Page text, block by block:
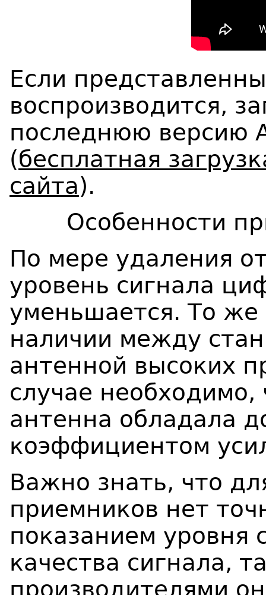
Если
воспроизводится,
последнюю версию
(бесплатная
сайта).
Особенности
По мере удаления
уровень сигнала
уменьшается. То же
наличии между
антенной высоких
случае
антенна обладала
коэффициентом
Важно знать, что
приемников нет
показанием уровня
качества сигнала,
производителями